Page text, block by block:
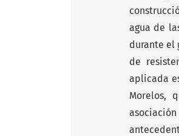
agua de
durante el
de
aplicada
Morelos,